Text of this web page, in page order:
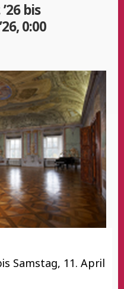
bis
0:00
Sams­tag, 11. April